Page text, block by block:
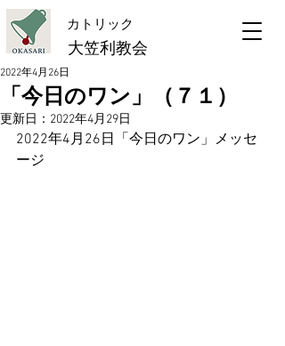
大笠利教会
​カトリック
「今日のワン」（７１）
2022年4月26日
更新日： 2022年4月29日
2022年4月26日「今日のワン」メッセ
ージ